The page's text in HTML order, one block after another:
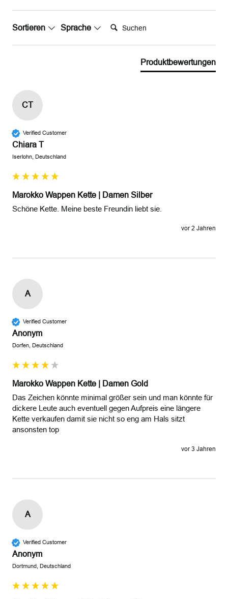
Sortieren Sprache Suchen:
Produktbewertungen
CT
Verified Customer
Chiara T
Iserlohn, Deutschland
Marokko Wappen Kette | Damen Silber
Schöne Kette. Meine beste Freundin liebt sie.
vor 2 Jahren
A
Verified Customer
Anonym
Dorfen, Deutschland
Marokko Wappen Kette | Damen Gold
Das Zeichen könnte minimal größer sein und man könnte für
dickere Leute auch eventuell gegen Aufpreis eine längere
Kette verkaufen damit sie nicht so eng am Hals sitzt
ansonsten top
vor 3 Jahren
A
Verified Customer
Anonym
Dortmund, Deutschland